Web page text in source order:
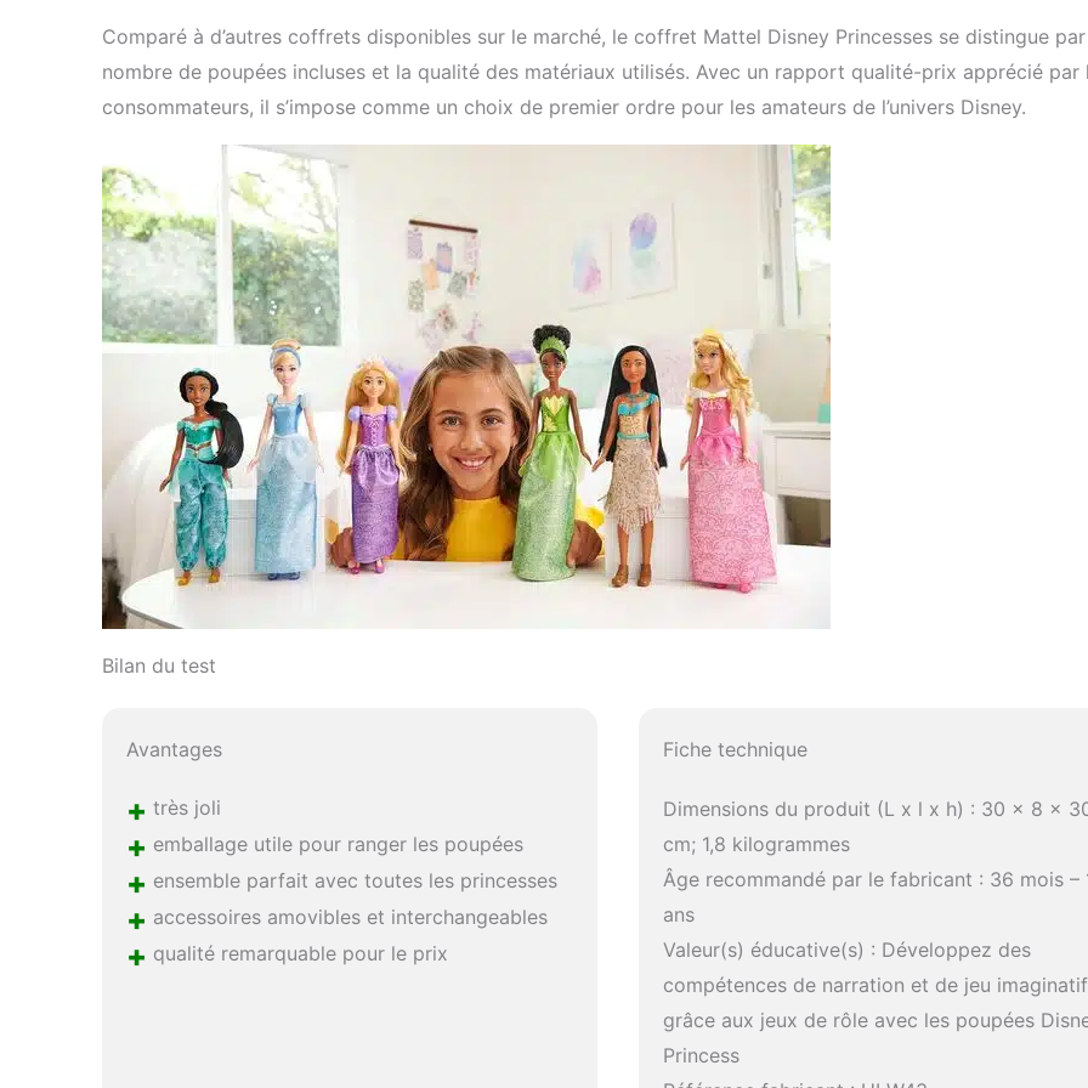
Comparé à d’autres coffrets disponibles sur le marché, le coffret Mattel Disney Princesses se distingue
nombre de poupées incluses et la qualité des matériaux utilisés. Avec un rapport qualité-prix apprécié par
consommateurs, il s’impose comme un choix de premier ordre pour les amateurs de l’univers Disney.
Bilan du test
Avantages
+ très joli
+ emballage utile pour ranger les poupées
+ ensemble parfait avec toutes les princesses
+ accessoires amovibles et interchangeables
+ qualité remarquable pour le prix
Fiche technique
Dimensions du produit (L x l x h) : 30 x 8 x
cm; 1,8 kilogrammes
Âge recommandé par le fabricant : 36 mois –
ans
Valeur(s) éducative(s) : Développez des
compétences de narration et de jeu imaginatif
grâce aux jeux de rôle avec les poupées
Princess